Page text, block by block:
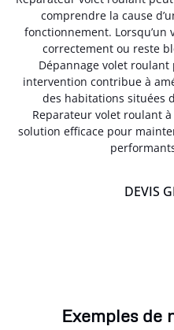
comprendre la cause
fonctionnement.
correctement ou reste
Dépannage volet
intervention contribue à
des habitations situées
Reparateur volet roulant
solution efficace pour
DEVIS
Exemples de